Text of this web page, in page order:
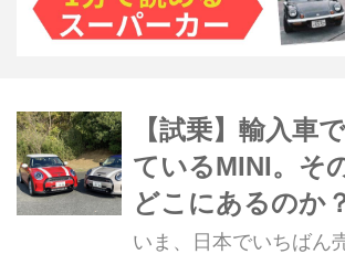
【試乗】輸入車
ているMINI。そ
どこにあるのか
いま、日本でいちばん